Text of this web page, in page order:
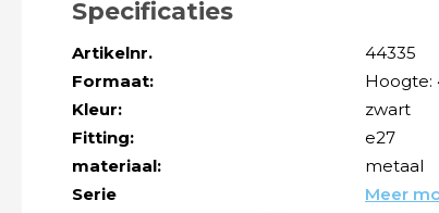
Specificaties
Artikelnr.
44335
Formaat:
Hoogte:
Kleur:
zwart
Fitting:
e27
materiaal:
metaal
Serie
Meer